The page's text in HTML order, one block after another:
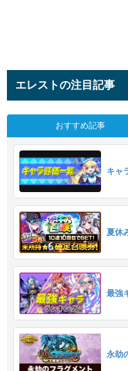
エレストの注目記事
おすすめ記事
キャ
夏休
最強
永劫